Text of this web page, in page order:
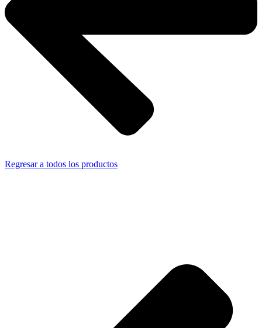
Regresar a todos los productos